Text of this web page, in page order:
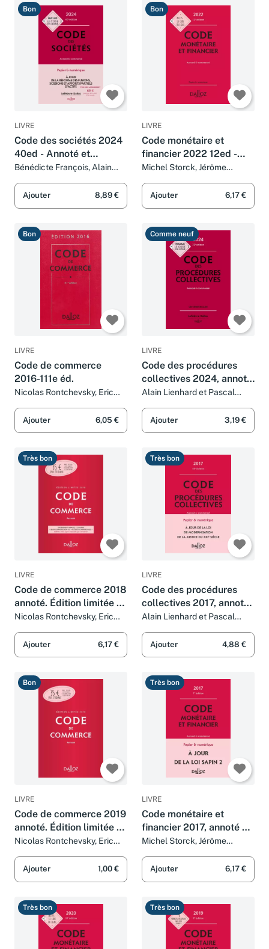
Bon
LIVRE
Code des sociétés 2024
40ed - Annoté et
commenté
Bénédicte François, Alain
Ajouter 8,89 €
Bon
LIVRE
Code monétaire et
financier 2022 12ed -
Annoté et commenté
Michel Storck, Jérôme
Chevrier et Pascal Pisoni
Ajouter 6,17 €
Bon
LIVRE
Code de commerce
2016-111e éd.
Nicolas Rontchevsky, Eric
Ajouter 6,05 €
Comme neuf
LIVRE
Code des procédures
collectives 2024, annoté
& commenté. 22e éd..
Alain Lienhard et Pascal
Ajouter 3,19 €
Très bon
LIVRE
Code de commerce 2018
annoté. Édition limitée -
113e éd.
Nicolas Rontchevsky, Eric
Ajouter 6,17 €
Très bon
LIVRE
Code des procédures
collectives 2017, annoté
et commenté - 15e éd.
Alain Lienhard et Pascal
Ajouter 4,88 €
Bon
LIVRE
Code de commerce 2019
annoté. Édition limitée -
114e éd.
Nicolas Rontchevsky, Eric
Ajouter 1,00 €
Très bon
LIVRE
Code monétaire et
financier 2017, annoté et
commenté - 7e éd.
Michel Storck, Jérôme
Chevrier et Pascal Pisoni
Ajouter 6,17 €
Très bon Très bon